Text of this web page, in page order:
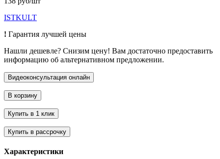
ISTKULT
! Гарантия лучшей цены
Нашли дешевле? Снизим цену! Вам достаточно предоставить
информацию об альтернативном предложении.
Характеристики